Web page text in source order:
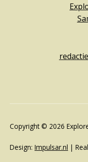
Copyright © 2026
Design: Impulsar.nl |